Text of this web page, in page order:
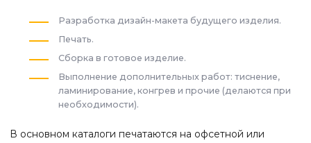
Разработка дизайн-макета будущего изделия.
Печать.
Сборка в готовое изделие.
Выполнение дополнительных работ: тиснение,
ламинирование, конгрев и прочие (делаются при
необходимости).
В основном каталоги печатаются на офсетной или